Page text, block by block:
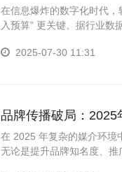
走弯路
在信息爆炸的数字化时代，
入预算” 更关键。据行业
2025-07-30 11:31
品牌传播破局：
在 2025 年复杂的媒介环境
无论是提升品牌知名度、推